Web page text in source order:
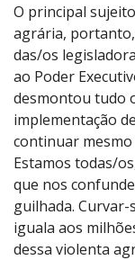
O principal
agrária,
das/os
ao Poder
desmontou tudo
implementação
continuar
Estamos todas/
que nos
guilhada.
iguala aos
dessa violenta